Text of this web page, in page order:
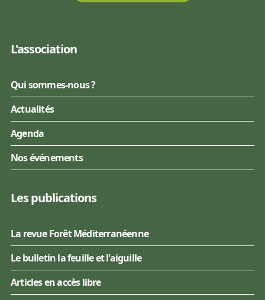
L'association
Qui sommes-nous ?
Actualités
Agenda
Nos événements
Les publications
La revue Forêt Méditerranéenne
Le bulletin la feuille et l'aiguille
Articles en accès libre